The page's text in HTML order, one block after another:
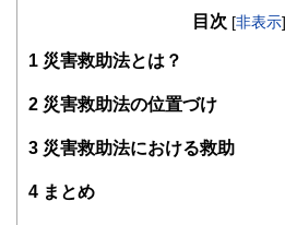
目次 [非表示]
1 災害救助法とは？
2 災害救助法の位置づけ
3 災害救助法における救助
4 まとめ